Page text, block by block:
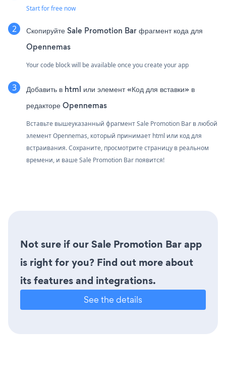
Start for free now
Скопируйте Sale Promotion Bar фрагмент кода для
Opennemas
Your code block will be available once you create your app
Добавить в html или элемент «Код для вставки» в
редакторе Opennemas
Вставьте вышеуказанный фрагмент Sale Promotion Bar в любой
элемент Opennemas, который принимает html или код для
встраивания. Сохраните, просмотрите страницу в реальном
времени, и ваше Sale Promotion Bar появится!
Not sure if our Sale Promotion Bar app
is right for you? Find out more about
its features and integrations.
See the details